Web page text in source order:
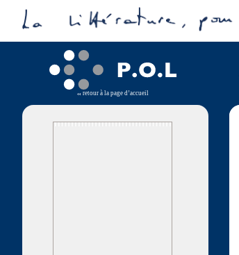
retour à la page d’accueil